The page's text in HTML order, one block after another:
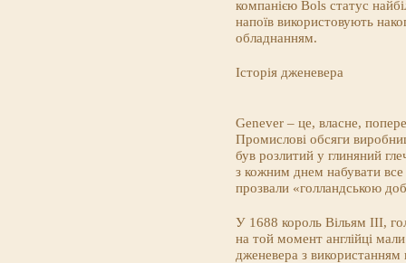
компанією Bols статус
напоїв використовують
обладнанням.
Історія дженевера
Genever – це, власне,
Промислові обсяги
був розлитий у глиняний
з кожним днем набувати все
прозвали «голландською
У 1688 король Вільям III,
на той момент англійці
дженевера з використанням